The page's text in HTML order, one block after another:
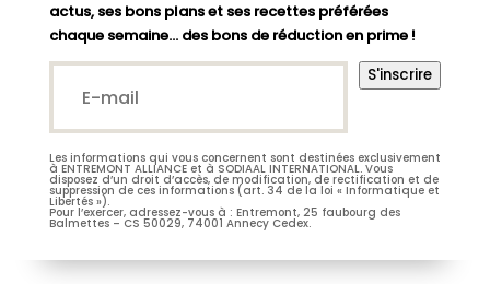
actus, ses bons plans et ses recettes préférées
chaque semaine… des bons de réduction en prime !
E-
mail*
M. Mme
Prénom
Entremont*(Nécessaire)
S'inscrire
Les informations qui vous concernent sont destinées exclusivement
à ENTREMONT ALLIANCE et à SODIAAL INTERNATIONAL. Vous
disposez d’un droit d’accès, de modification, de rectification et de
suppression de ces informations (art. 34 de la loi « Informatique et
Libertés »).
Pour l’exercer, adressez-vous à : Entremont, 25 faubourg des
Balmettes – CS 50029, 74001 Annecy Cedex.